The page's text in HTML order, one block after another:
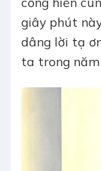
giây phút
dâng lời tạ
ta trong